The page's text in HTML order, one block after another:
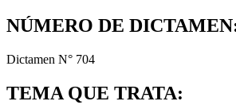
NÚMERO DE
Dictamen N° 704
TEMA QUE TRATA: